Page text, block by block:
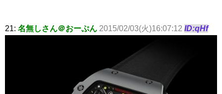
21: 名無しさん＠おーぷん 2015/02/03(火)16:07:12 ID:qHf